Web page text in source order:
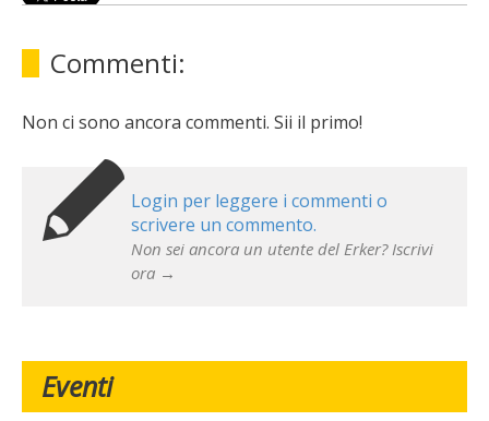
Commenti:
Non ci sono ancora commenti. Sii il primo!
Login per leggere i commenti o
scrivere un commento.
Non sei ancora un utente del Erker? Iscrivi
ora →
Eventi